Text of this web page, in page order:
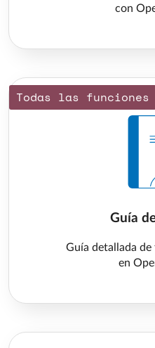
con
Todas las funciones
Guía
Guía detallada
en